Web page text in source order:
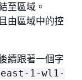
至區域。
由區域中的控
續跟著一個字
1-wl1-